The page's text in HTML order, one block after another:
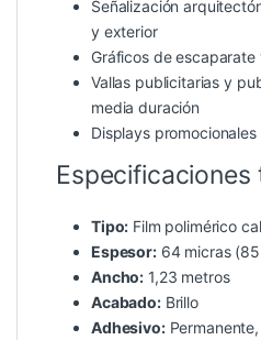
Señalización
y exterior
Gráficos de
Vallas publicitarias y
media duración
Displays
Especificaciones
Tipo: Film polimérico
Espesor:64 micras (85
Ancho: 1,23 metros
Acabado:Brillo
Adhesivo: